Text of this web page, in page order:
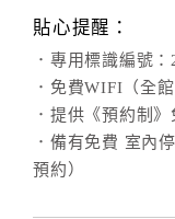
貼心提醒：
．專用標識編號：
．免費WIFI（全館
．提供《預約制
．備有免費 室內
預約）